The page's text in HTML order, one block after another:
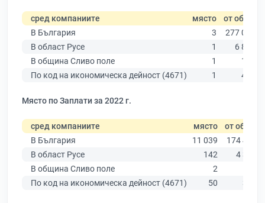
сред компаниите място от общо
В България
3
277 019
В област Русе
1
6 851
В община Сливо поле
1
180
По код на икономическа дейност (4671)
1 413
Място по Заплати за 2022 г.
сред компаниите място от общо
В България
11 039
174 403
В област Русе
142
4 390
В община Сливо поле
2
По код на икономическа дейност (4671)
50 301